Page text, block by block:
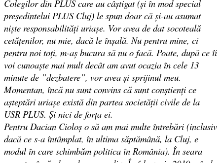
Colegilor din PLUS care au câștigat (și în mod special
președintelui PLUS Cluj) le spun doar că și-au asumat
niște responsabilități uriașe. Vor avea de dat socoteală
cetățenilor, nu mie, dacă le înșală. Nu pentru mine, ci
pentru noi toți, m-aș bucura să nu o facă. Poate, după ce îi
voi cunoaște mai mult decât am avut ocazia în cele 13
minute de ”dezbatere”, vor avea și sprijinul meu.
Momentan, încă nu sunt convins că sunt conștienți ce
așteptări uriașe există din partea societății civile de la
USR PLUS. Și nici de forța ei.
Pentru Dacian Cioloș o să am mai multe întrebări (inclusiv
dacă ce s-a întâmplat, în ultima săptămână, la Cluj, e
modul în care schimbăm politica în România). În seara